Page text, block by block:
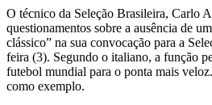
O técnico da Seleção Brasileira, Carlo
questionamentos sobre a ausência de
clássico” na sua convocação para a
feira (3). Segundo o italiano, a função
futebol mundial para o ponta mais
como exemplo.